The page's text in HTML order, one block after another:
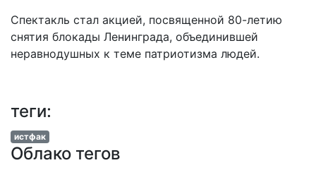
Спектакль стал акцией, посвященной 80-летию
снятия блокады Ленинграда, объединившей
неравнодушных к теме патриотизма людей.
теги:
истфак
Облако тегов